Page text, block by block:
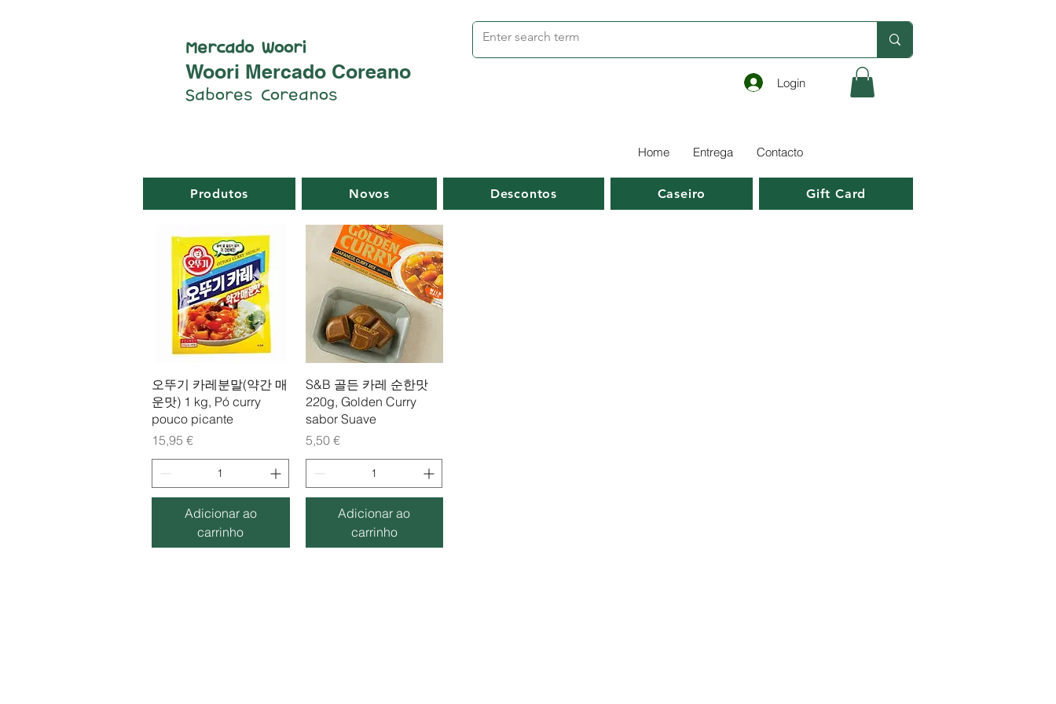
Mercado Woori
Woori Mercado Coreano
Sabores Coreanos
Login
Home Entrega Contacto
Produtos Novos Descontos Caseiro Gift Card
Visualização rápida
오뚜기 카레분말(약간 매
운맛) 1 kg, Pó curry
pouco picante
Preço
15,95 €
Adicionar ao
carrinho
Visualização rápida
S&B 골든 카레 순한맛
220g, Golden Curry
sabor Suave
Preço
5,50 €
Adicionar ao
carrinho